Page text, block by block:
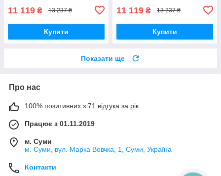
11 119 ₴ 13 237 ₴
Купити
11 119 ₴ 13 237 ₴
Купити
Показати ще
Про нас
100% позитивних з 71 відгука за рік
Працює з 01.11.2019
м. Суми
м. Суми, вул. Марка Вовчка, 1, Суми, Україна
Контакти